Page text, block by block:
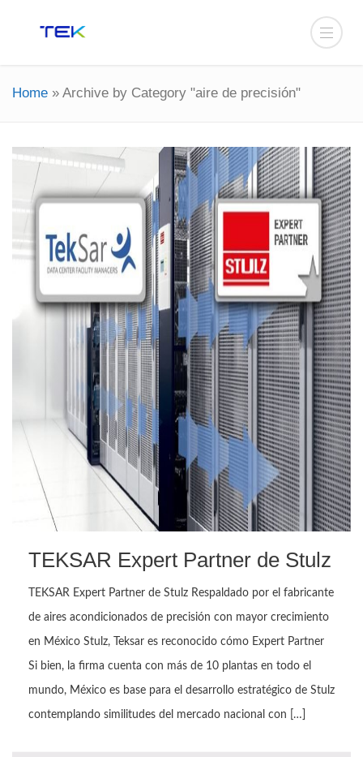
Home » Archive by Category "aire de precisión"
TEKSAR Expert Partner de Stulz
TEKSAR Expert Partner de Stulz Respaldado por el fabricante
de aires acondicionados de precisión con mayor crecimiento
en México Stulz, Teksar es reconocido cómo Expert Partner
Si bien, la firma cuenta con más de 10 plantas en todo el
mundo, México es base para el desarrollo estratégico de Stulz
contemplando similitudes del mercado nacional con […]